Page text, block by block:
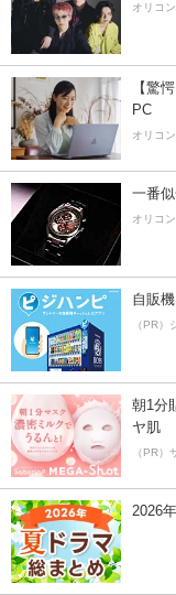
オリコ
【驚
PC
オリコ
一番
オリコ
自販
（PR）
朝1分
ヤ肌
（PR）
2026